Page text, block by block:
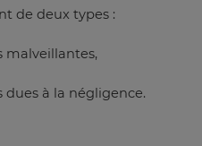
de deux types :
malveillantes,
dues à la négligence.